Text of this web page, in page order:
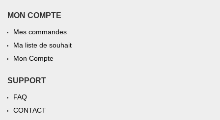
MON COMPTE
Mes commandes
Ma liste de souhait
Mon Compte
SUPPORT
FAQ
CONTACT